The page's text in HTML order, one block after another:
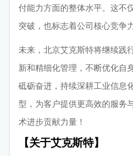
付能力方面的整体水平。这不
突破，也标志着公司核心竞争
未来，北京艾克斯特将继续践
新和精细化管理，不断优化自
砥砺奋进，持续深耕工业信息
型，为客户提供更高效的服务
术进步贡献力量！
【关于艾克斯特】